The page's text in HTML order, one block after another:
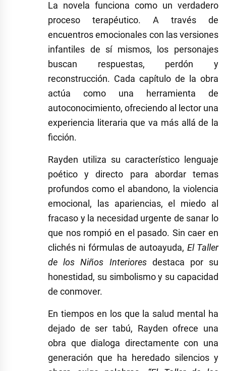
La novela funciona como un verdadero
proceso terapéutico. A través de
encuentros emocionales con las versiones
infantiles de sí mismos, los personajes
buscan respuestas, perdón y
reconstrucción. Cada capítulo de la obra
actúa como una herramienta de
autoconocimiento, ofreciendo al lector una
experiencia literaria que va más allá de la
ficción.
Rayden utiliza su característico lenguaje
poético y directo para abordar temas
profundos como el abandono, la violencia
emocional, las apariencias, el miedo al
fracaso y la necesidad urgente de sanar lo
que nos rompió en el pasado. Sin caer en
clichés ni fórmulas de autoayuda, El Taller
de los Niños Interioresdestaca por su
honestidad, su simbolismo y su capacidad
de conmover.
En tiempos en los que la salud mental ha
dejado de ser tabú, Rayden ofrece una
obra que dialoga directamente con una
generación que ha heredado silencios y